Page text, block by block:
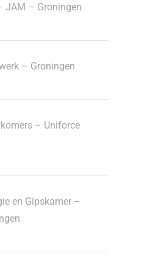
JAM – Groningen
– Groningen
– Uniforce
en Gipskamer –